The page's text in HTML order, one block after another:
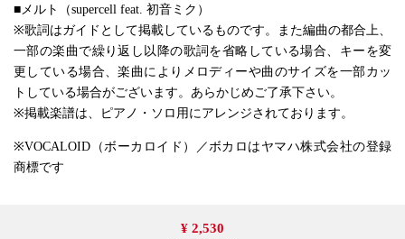
■メルト（supercell feat. 初音ミク）
※歌詞はガイドとして掲載しているものです。また編曲の都合上、
一部の楽曲で繰り返し以降の歌詞を省略している場合、キーを変
更している場合、楽曲によりメロディーや曲のサイズを一部カッ
トしている場合がございます。あらかじめご了承下さい。
※掲載楽譜は、ピアノ・ソロ用にアレンジされております。
※VOCALOID（ボーカロイド）／ボカロはヤマハ株式会社の登録
商標です
¥ 2,530